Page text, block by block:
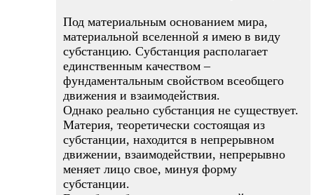
Под материальным основанием мира,
материальной вселенной я имею в виду
субстанцию. Субстанция располагает
единственным качеством –
фундаментальным свойством всеобщего
движения и взаимодействия.
Однако реально субстанция не существует.
Материя, теоретически состоящая из
субстанции, находится в непрерывном
движении, взаимодействии, непрерывно
меняет лицо свое, минуя форму
субстанции.